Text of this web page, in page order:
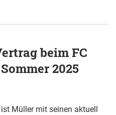
beim FC
2025
Müller mit seinen aktuell